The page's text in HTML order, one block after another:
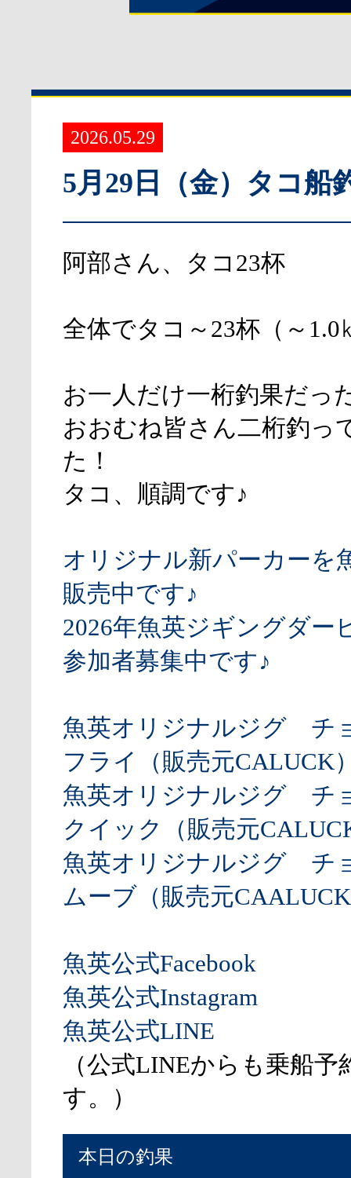
2026.05.29
5月29日（金）タコ船
阿部さん、タコ23杯
全体でタコ～23杯（～1.0
お一人だけ一桁釣果だっ
おおむね皆さん二桁釣っ
た！
タコ、順調です♪
オリジナル新パーカーを
販売中です♪
2026年魚英ジギングダー
参加者募集中です♪
魚英オリジナルジグ チ
フライ（販売元CALUCK
魚英オリジナルジグ チ
クイック（販売元
魚英オリジナルジグ チ
ムーブ（販売元
魚英公式Facebook
魚英公式Instagram
魚英公式LINE
（公式LINEからも乗船予
す。）
本日の釣果